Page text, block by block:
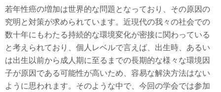
若年性癌の増加は世界的な問題となっており、その原因の
究明と対策が求められています。近現代の我々の社会での
数十年にもわたる持続的な環境変化が密接に関わっている
と考えられており、個人レベルで言えば、出生時、あるい
は出生以前から成人期に至るまでの長期的な様々な環境因
子が原因である可能性が高いため、容易な解決方法はない
ように思われます。そのような中で、今回の学会では参加